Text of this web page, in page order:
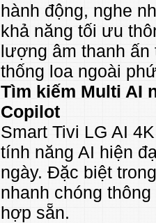
hành động, nghe
khả năng tối ưu
lượng âm thanh
thống loa ngoài
Tìm kiếm Multi AI
Copilot
Smart Tivi LG AI
tính năng AI hiện
ngày. Đặc biệt
nhanh chóng
hợp sẵn.